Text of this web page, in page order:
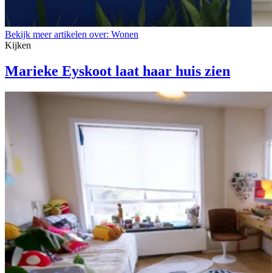
Bekijk meer artikelen over: Wonen
Kijken
Marieke Eyskoot laat haar huis zien